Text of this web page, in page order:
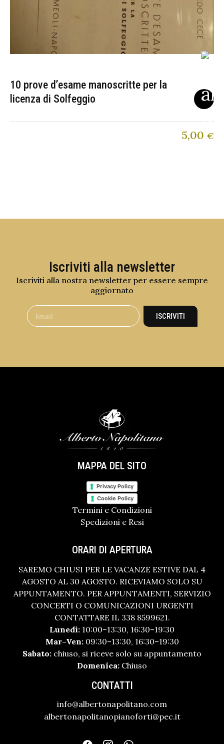
10 prove d’esame manoscritte per la
licenza di Solfeggio
5,00 €
Iscriviti alla newsletter
Iscriviti alla nostra newsletter per essere sempre
aggiornato
ISCRIVITI
MAPPA DEL SITO
Privacy Policy
Cookie Policy
Termini e Condizioni
Spedizioni e Resi
ORARI DI APERTURA
SAREMO CHIUSI PER LE VACANZE ESTIVE DAL 4
AGOSTO AL 30 AGOSTO. RICEVIAMO SOLO SU
APPUNTAMENTO. PER APPUNTAMENTI, SERVIZIO
CONCERTI O COMUNICAZIONI URGENTI
CONTATTARE IL 338 8599621.
Lunedì: 10:00–13:30, 16:30–19:30
Mar–Ven:09:30–13:30, 16:30–19:30
Sabato: chiuso, si riceve solo su appuntamento
Domenica: Chiuso
CONTATTI
info@albertonapolitano.com
albertonapolitanopianoforti@pec.it